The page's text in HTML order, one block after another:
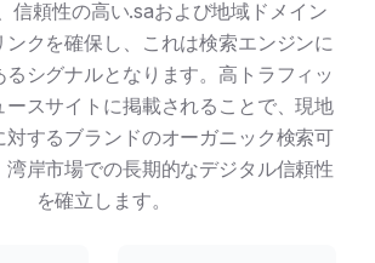
信頼性の高い.saおよび地域ドメイン
クを確保し、これは検索エンジンに
シグナルとなります。高トラフィッ
ースサイトに掲載されることで、現地
対するブランドのオーガニック検索可
岸市場での長期的なデジタル信頼性
を確立します。